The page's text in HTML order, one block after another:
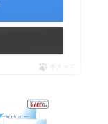
ポチップ